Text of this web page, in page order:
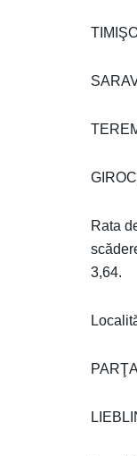
Rata
3,64.